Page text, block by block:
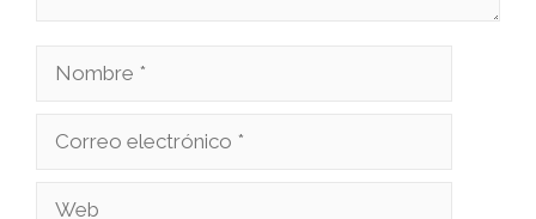
Nombre
Correo
Web